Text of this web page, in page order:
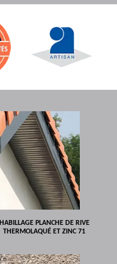
HABILLAGE PLANCHE DE RIVE
THERMOLAQUÉ ET ZINC 71